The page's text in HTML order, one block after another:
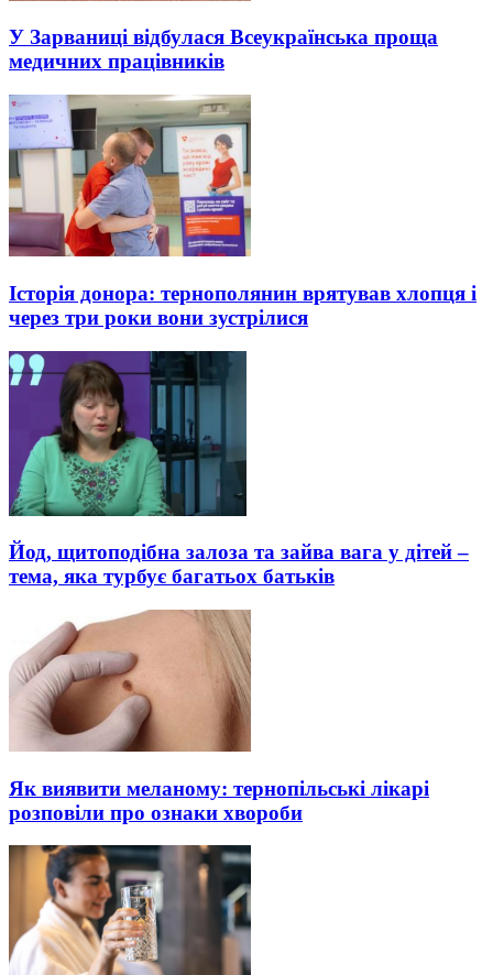
У Зарваниці відбулася Всеукраїнська проща
медичних працівників
Історія донора: тернополянин врятував хлопця і
через три роки вони зустрілися
Йод, щитоподібна залоза та зайва вага у дітей –
тема, яка турбує багатьох батьків
Як виявити меланому: тернопільські лікарі
розповіли про ознаки хвороби